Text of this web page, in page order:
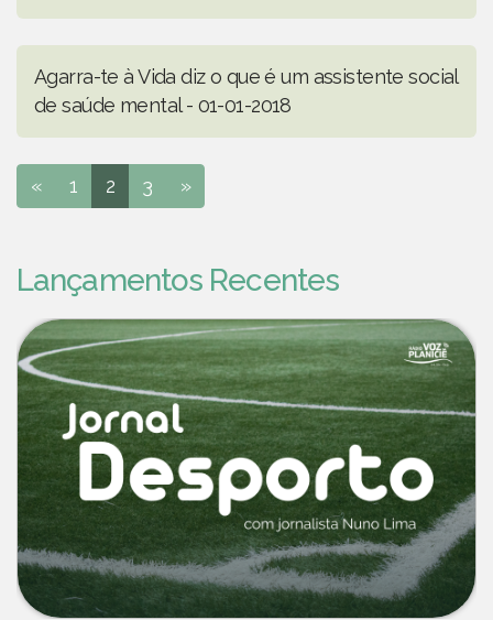
Agarra-te à Vida diz o que é um assistente social
de saúde mental - 01-01-2018
« 1 2 3 »
Lançamentos Recentes